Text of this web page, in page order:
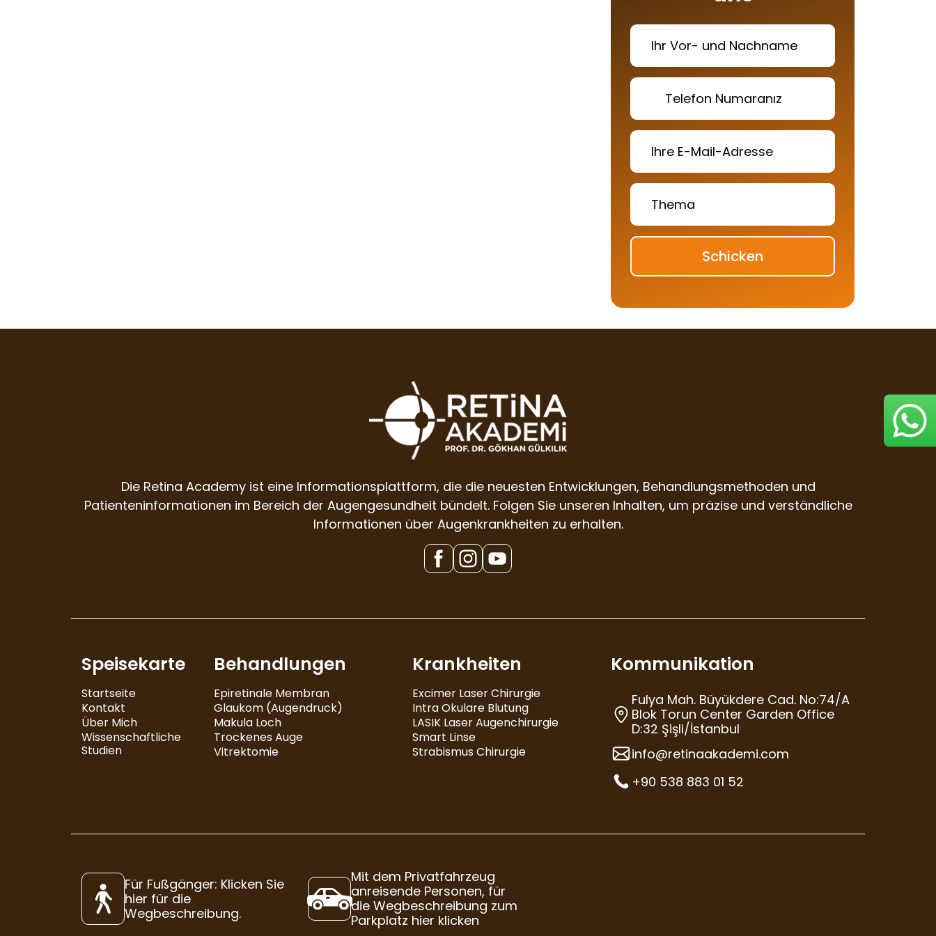
Schicken
Die Retina Academy ist eine Informationsplattform, die die neuesten Entwicklungen, Behandlungsmethoden und
Patienteninformationen im Bereich der Augengesundheit bündelt. Folgen Sie unseren Inhalten, um präzise und verständliche
Informationen über Augenkrankheiten zu erhalten.
Speisekarte
Startseite
Kontakt
Über Mich
Wissenschaftliche
Studien
Behandlungen
Epiretinale Membran
Glaukom (Augendruck)
Makula Loch
Trockenes Auge
Vitrektomie
Krankheiten
Excimer Laser Chirurgie
Intra Okulare Blutung
LASIK Laser Augenchirurgie
Smart Linse
Strabismus Chirurgie
Kommunikation
Fulya Mah. Büyükdere Cad. No:74/A
Blok Torun Center Garden Office
D:32 Şişli/İstanbul
info@retinaakademi.com
+90 538 883 01 52
Für Fußgänger: Klicken Sie
hier für die
Wegbeschreibung.
Mit dem Privatfahrzeug
anreisende Personen, für
die Wegbeschreibung zum
Parkplatz hier klicken